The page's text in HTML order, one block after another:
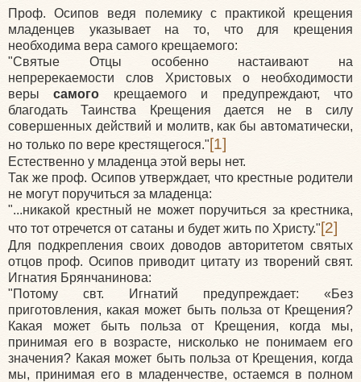
Проф. Осипов ведя полемику с практикой крещения
младенцев указывает на то, что для крещения
необходима вера самого крещаемого:
"Святые Отцы особенно настаивают на
непререкаемости слов Христовых о необходимости
верысамого крещаемого и предупреждают, что
благодать Таинства Крещения дается не в силу
совершенных действий и молитв, как бы автоматически,
но только по вере крестящегося."[1]
Естественно у младенца этой веры нет.
Так же проф. Осипов утверждает, что крестные родители
не могут поручиться за младенца:
"...никакой крестный не может поручиться за крестника,
что тот отречется от сатаны и будет жить по Христу."[2]
Для подкрепления своих доводов авторитетом святых
отцов проф. Осипов приводит цитату из творений свят.
Игнатия Брянчанинова:
"Потому свт. Игнатий предупреждает: «Без
приготовления, какая может быть польза от Крещения?
Какая может быть польза от Крещения, когда мы,
принимая его в возрасте, нисколько не понимаем его
значения? Какая может быть польза от Крещения, когда
мы, принимая его в младенчестве, остаемся в полном